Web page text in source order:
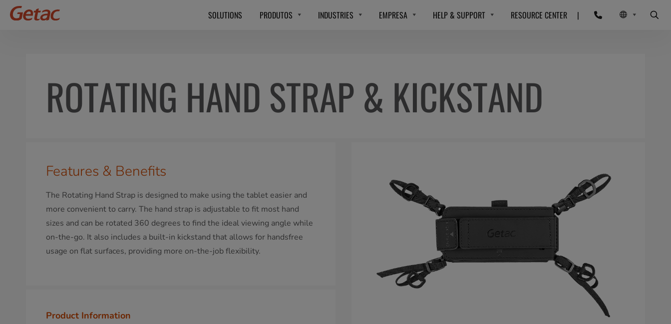
SOLUTIONS PRODUTOS INDUSTRIES EMPRESA HELP & SUPPORT RESOURCE CENTER |
ROTATING HAND STRAP & KICKSTAND
Features & Benefits
The Rotating Hand Strap is designed to make using the tablet easier and
more convenient to carry. The hand strap is adjustable to fit most hand
sizes and can be rotated 360 degrees to find the ideal viewing angle while
on-the-go. It also includes a built-in kickstand that allows for handsfree
usage on flat surfaces, providing more on-the-job flexibility.
Product Information